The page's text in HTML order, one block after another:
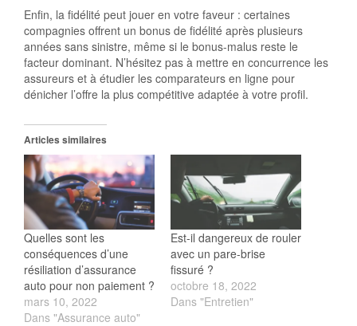
Enfin, la fidélité peut jouer en votre faveur : certaines
compagnies offrent un bonus de fidélité après plusieurs
années sans sinistre, même si le bonus-malus reste le
facteur dominant. N’hésitez pas à mettre en concurrence les
assureurs et à étudier les comparateurs en ligne pour
dénicher l’offre la plus compétitive adaptée à votre profil.
Articles similaires
Quelles sont les
conséquences d’une
résiliation d’assurance
auto pour non paiement ?
mars 10, 2022
Dans "Assurance auto"
Est-il dangereux de rouler
avec un pare-brise
fissuré ?
octobre 18, 2022
Dans "Entretien"